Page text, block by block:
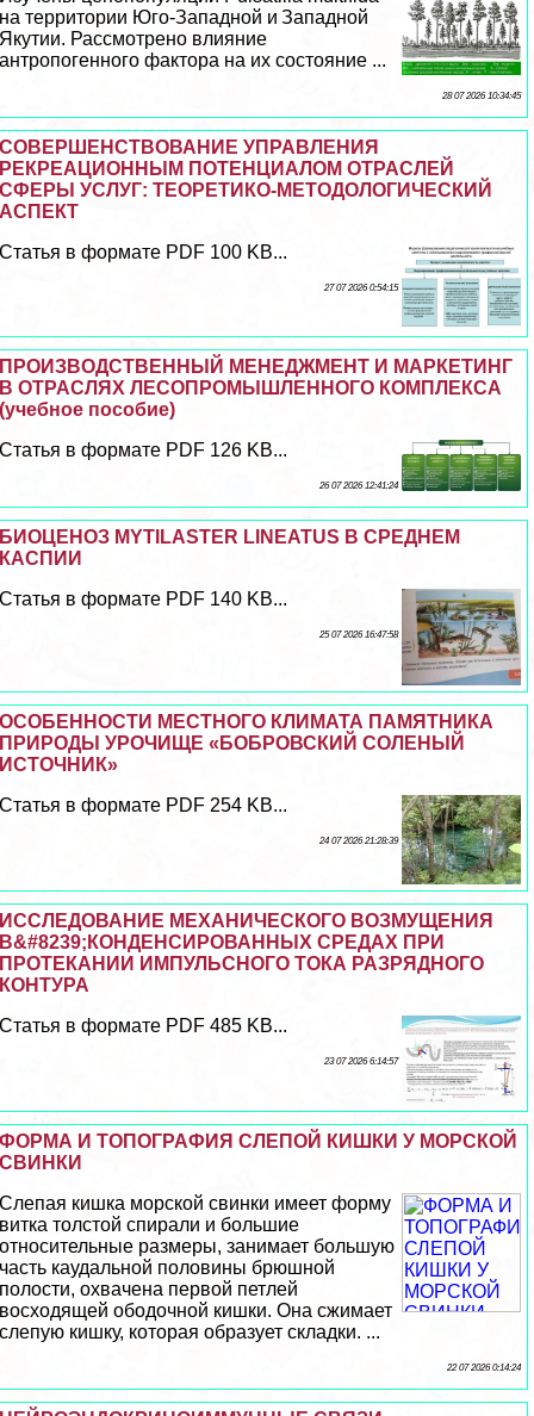
на территории Юго-Западной и Западной
Якутии. Рассмотрено влияние
антропогенного фактора на их состояние ...
28 07 2026 10:34:45
СОВЕРШЕНСТВОВАНИЕ УПРАВЛЕНИЯ
РЕКРЕАЦИОННЫМ ПОТЕНЦИАЛОМ ОТРАСЛЕЙ
СФЕРЫ УСЛУГ: ТЕОРЕТИКО-МЕТОДОЛОГИЧЕСКИЙ
АСПЕКТ
Статья в формате PDF 100 KB...
27 07 2026 0:54:15
ПРОИЗВОДСТВЕННЫЙ МЕНЕДЖМЕНТ И МАРКЕТИНГ
В ОТРАСЛЯХ ЛЕСОПРОМЫШЛЕННОГО КОМПЛЕКСА
(учебное пособие)
Статья в формате PDF 126 KB...
26 07 2026 12:41:24
БИОЦЕНОЗ MYTILASTER LINEATUS В СРЕДНЕМ
КАСПИИ
Статья в формате PDF 140 KB...
25 07 2026 16:47:58
ОСОБЕННОСТИ МЕСТНОГО КЛИМАТА ПАМЯТНИКА
ПРИРОДЫ УРОЧИЩЕ «БОБРОВСКИЙ СОЛЕНЫЙ
ИСТОЧНИК»
Статья в формате PDF 254 KB...
24 07 2026 21:28:39
ИССЛЕДОВАНИЕ МЕХАНИЧЕСКОГО ВОЗМУЩЕНИЯ
В&#8239;КОНДЕНСИРОВАННЫХ СРЕДАХ ПРИ
ПРОТЕКАНИИ ИМПУЛЬСНОГО ТОКА РАЗРЯДНОГО
КОНТУРА
Статья в формате PDF 485 KB...
23 07 2026 6:14:57
ФОРМА И ТОПОГРАФИЯ СЛЕПОЙ КИШКИ У МОРСКОЙ
СВИНКИ
Слепая кишка морской свинки имеет форму
витка толстой спирали и большие
относительные размеры, занимает большую
часть каудальной половины брюшной
полости, охвачена первой петлей
восходящей ободочной кишки. Она сжимает
слепую кишку, которая образует складки. ...
22 07 2026 0:14:24